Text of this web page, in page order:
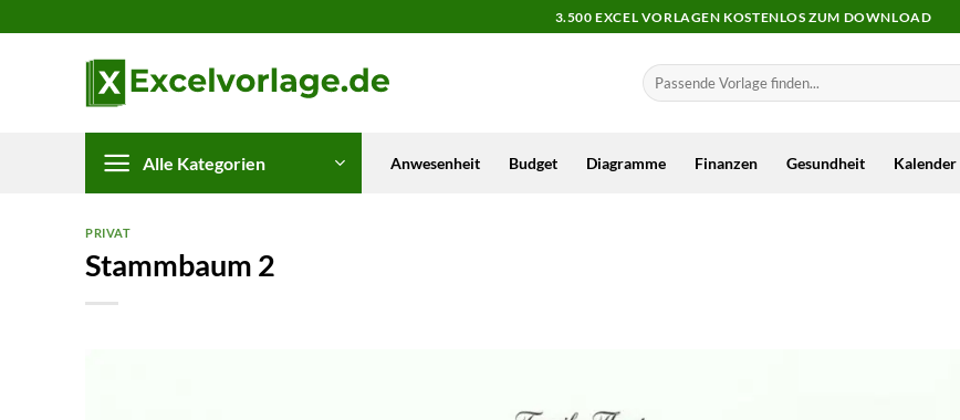
Inhalt
3.500 EXCEL VORLAGEN KOSTENLOS ZUM DOWNLOAD
Alle Kategorien Anwesenheit Budget Diagramme Finanzen Gesundheit Kalender
PRIVAT
Stammbaum 2